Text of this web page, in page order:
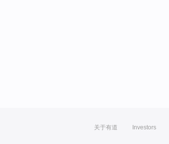
关于有道 Investors